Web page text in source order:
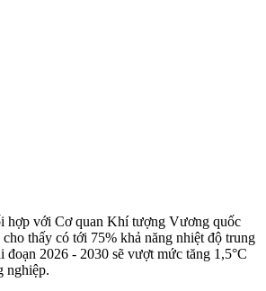
hợp với Cơ quan Khí tượng Vương quốc
thấy có tới 75% khả năng nhiệt độ trung
đoạn 2026 - 2030 sẽ vượt mức tăng 1,5°C
nghiệp.